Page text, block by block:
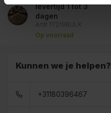
levertijd 1 tot 3
dagen
Art# 17219BULK
Op voorraad
Kunnen we je helpen?
+31180396467